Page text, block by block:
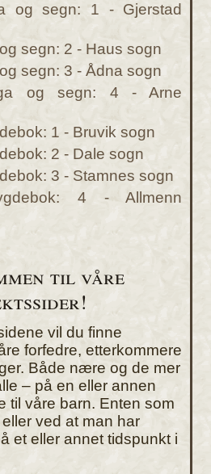
og segn: 1 - Gjerstad
segn: 2 - Haus sogn
segn: 3 - Ådna sogn
og segn: 4 - Arne
1 - Bruvik sogn
2 - Dale sogn
3 - Stamnes sogn
4 - Allmenn
til våre
vil du finne
forfedre, etterkommere
Både nære og de mer
– på en eller annen
til våre barn. Enten som
ved at man har
et eller annet tidspunkt i